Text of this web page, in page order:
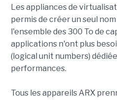
Les appliances de
permis de créer un seul
l'ensemble des 300 To de
applications n'ont plus
(logical unit numbers)
performances.
Tous les appareils ARX